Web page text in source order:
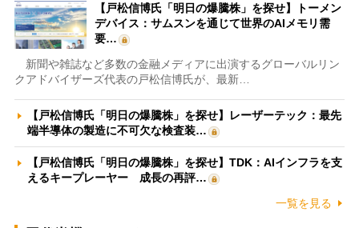
【戸松信博氏「明日の爆騰株」を探せ】トーメン
デバイス：サムスンを通じて世界のAIメモリ需
要…
新聞や雑誌など多数の金融メディアに出演するグローバルリン
クアドバイザーズ代表の戸松信博氏が、最新…
【戸松信博氏「明日の爆騰株」を探せ】レーザーテック：最先
端半導体の製造に不可欠な検査装…
【戸松信博氏「明日の爆騰株」を探せ】TDK：AIインフラを支
えるキープレーヤー 成長の再評…
一覧を見る